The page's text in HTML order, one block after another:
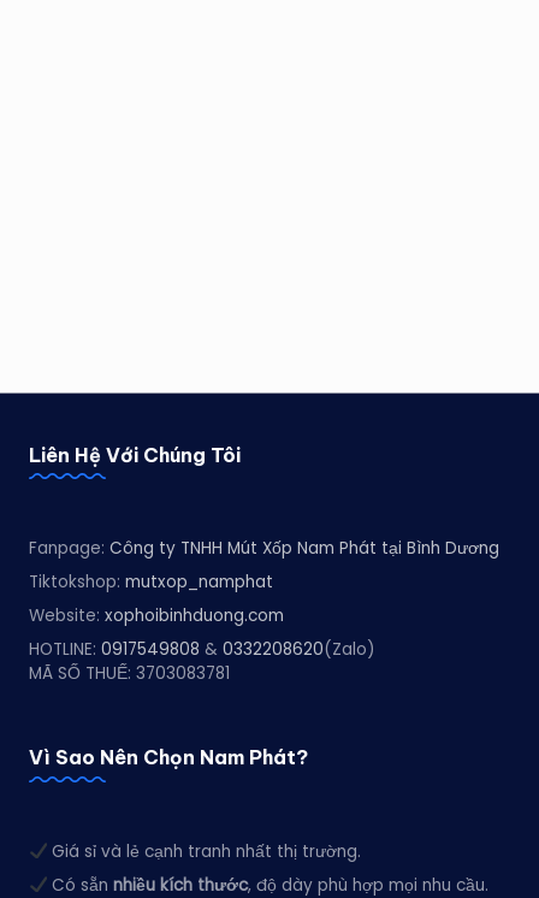
Liên Hệ Với Chúng Tôi
Fanpage: Công ty TNHH Mút Xốp Nam Phát tại Bình Dương
Tiktokshop: mutxop_namphat
Website: xophoibinhduong.com
HOTLINE: 0917549808 & 0332208620(Zalo)
MÃ SỐ THUẾ: 3703083781
Vì Sao Nên Chọn Nam Phát?
Giá sỉ và lẻ cạnh tranh nhất thị trường.
Có sẵnnhiều kích thước, độ dày phù hợp mọi nhu cầu.